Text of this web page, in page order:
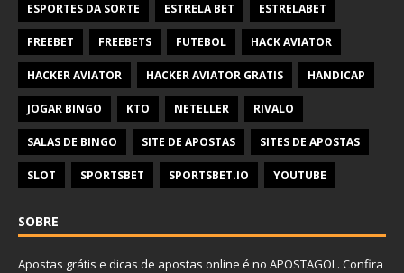
ESPORTES DA SORTE ESTRELA BET ESTRELABET
FREEBET FREEBETS FUTEBOL HACK AVIATOR
HACKER AVIATOR HACKER AVIATOR GRATIS HANDICAP
JOGAR BINGO KTO NETELLER RIVALO
SALAS DE BINGO SITE DE APOSTAS SITES DE APOSTAS
SLOT SPORTSBET SPORTSBET.IO YOUTUBE
SOBRE
Apostas grátis e dicas de apostas online é no APOSTAGOL. Confira